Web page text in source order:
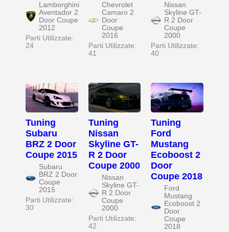
Lamborghini
Aventador 2
Door Coupe
2012
Parti Utilizzate:
24
Chevrolet
Camaro 2
Door
Coupe
2016
Parti Utilizzate:
41
Nissan
Skyline GT-
R 2 Door
Coupe
2000
Parti Utilizzate:
40
Tuning
Subaru
BRZ 2 Door
Coupe 2015
Subaru
BRZ 2 Door
Coupe
2015
Parti Utilizzate:
30
Tuning
Nissan
Skyline GT-
R 2 Door
Coupe 2000
Nissan
Skyline GT-
R 2 Door
Coupe
2000
Parti Utilizzate:
42
Tuning
Ford
Mustang
Ecoboost 2
Door
Coupe 2018
Ford
Mustang
Ecoboost 2
Door
Coupe
2018